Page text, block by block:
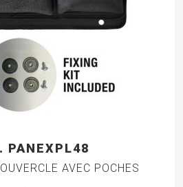
PANEXPL48
AVEC POCHES